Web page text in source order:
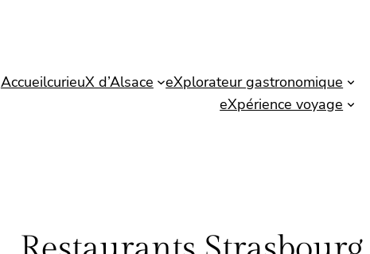
AccueilcurieuX d’Alsace
eXplorateur gastronomique
eXpérience voyage